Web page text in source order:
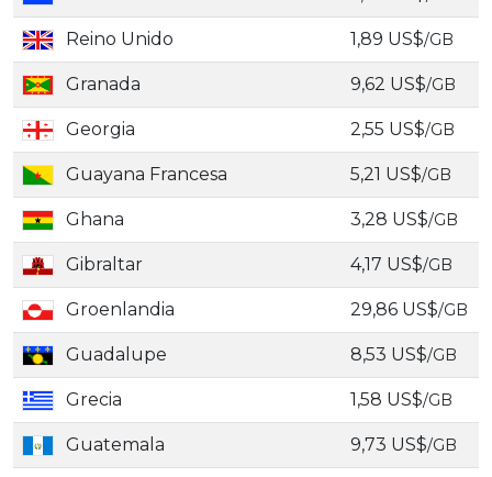
Reino Unido 1,89 US$/GB
Granada 9,62 US$/GB
Georgia 2,55 US$/GB
Guayana Francesa 5,21 US$/GB
Ghana 3,28 US$/GB
Gibraltar 4,17 US$/GB
Groenlandia 29,86 US$/GB
Guadalupe 8,53 US$/GB
Grecia 1,58 US$/GB
Guatemala 9,73 US$/GB